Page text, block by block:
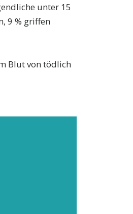
unter 15
9 % griffen
Blut von tödlich